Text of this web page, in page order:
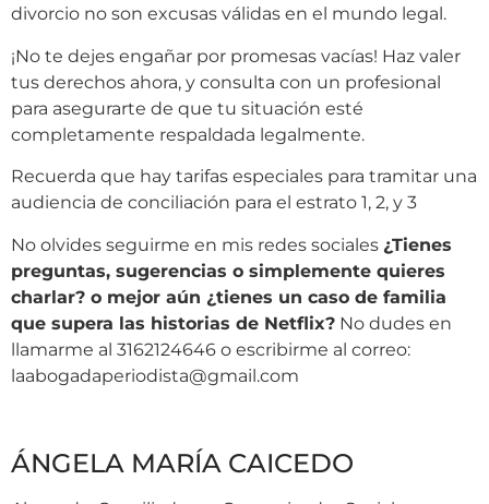
divorcio no son excusas válidas en el mundo legal.
¡No te dejes engañar por promesas vacías! Haz valer
tus derechos ahora, y consulta con un profesional
para asegurarte de que tu situación esté
completamente respaldada legalmente.
Recuerda que hay tarifas especiales para tramitar una
audiencia de conciliación para el estrato 1, 2, y 3
No olvides seguirme en mis redes sociales ¿Tienes
preguntas, sugerencias o simplemente quieres
charlar? o mejor aún ¿tienes un caso de familia
que supera las historias de Netflix? No dudes en
llamarme al 3162124646 o escribirme al correo:
laabogadaperiodista@gmail.com
ÁNGELA MARÍA CAICEDO